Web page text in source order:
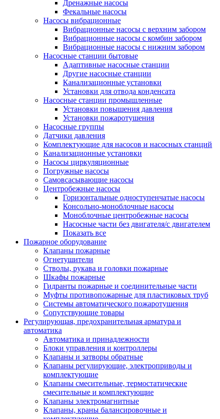
Дренажные насосы
Фекальные насосы
Насосы вибрационные
Вибрационные насосы с верхним забором
Вибрационные насосы с комбин забором
Вибрационные насосы с нижним забором
Насосные станции бытовые
Адаптивные насосные станции
Другие насосные станции
Канализационные установки
Установки для отвода конденсата
Насосные станции промышленные
Установки повышения давления
Установки пожаротушения
Насосные группы
Датчики давления
Комплектующие для насосов и насосных станций
Канализационные установки
Насосы циркуляционные
Погружные насосы
Самовсасывающие насосы
Центробежные насосы
Горизонтальные одноступенчатые насосы
Консольно-моноблочные насосы
Моноблочные центробежные насосы
Насосные части без двигателя/с двигателем
Показать все
Пожарное оборудование
Клапаны пожарные
Огнетушители
Стволы, рукава и головки пожарные
Шкафы пожарные
Гидранты пожарные и соединительные части
Муфты противопожарные для пластиковых труб
Системы автоматического пожаротушения
Сопутствующие товары
Регулирующая, предохранительная арматура и
автоматика
Автоматика и принадлежности
Блоки управления и контроллеры
Клапаны и затворы обратные
Клапаны регулирующие, электроприводы и
комплектующие
Клапаны смесительные, термостатические
смесительные и комплектующие
Клапаны электромагнитные
Клапаны, краны балансировочные и